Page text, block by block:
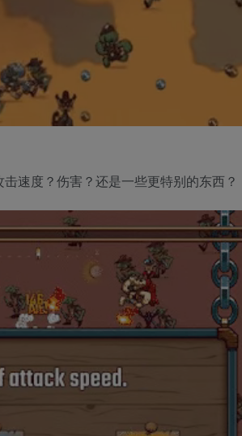
速度？伤害？还是一些更特别的东西？